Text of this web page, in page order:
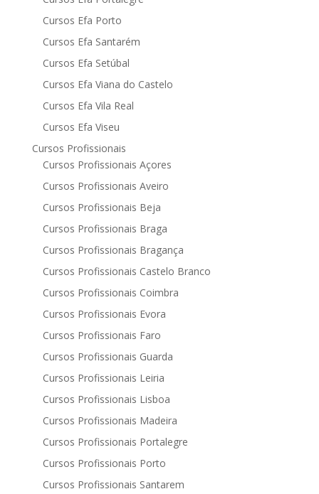
Cursos Efa Porto
Cursos Efa Santarém
Cursos Efa Setúbal
Cursos Efa Viana do Castelo
Cursos Efa Vila Real
Cursos Efa Viseu
Cursos Profissionais
Cursos Profissionais Açores
Cursos Profissionais Aveiro
Cursos Profissionais Beja
Cursos Profissionais Braga
Cursos Profissionais Bragança
Cursos Profissionais Castelo Branco
Cursos Profissionais Coimbra
Cursos Profissionais Evora
Cursos Profissionais Faro
Cursos Profissionais Guarda
Cursos Profissionais Leiria
Cursos Profissionais Lisboa
Cursos Profissionais Madeira
Cursos Profissionais Portalegre
Cursos Profissionais Porto
Cursos Profissionais Santarem